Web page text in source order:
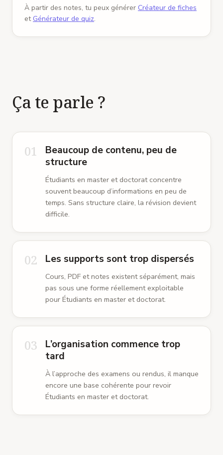
hebdomadaire avec la professeure Lin, puis
vérifier les points faibles indiqués.
À partir des notes, tu peux générer Créateur de fiches
et Générateur de quiz.
Ça te parle ?
01
Beaucoup de contenu, peu de
structure
Étudiants en master et doctorat concentre
souvent beaucoup d’informations en peu de
temps. Sans structure claire, la révision devient
difficile.
02 Les supports sont trop dispersés
Cours, PDF et notes existent séparément, mais
pas sous une forme réellement exploitable
pour Étudiants en master et doctorat.
03
L’organisation commence trop
tard
À l’approche des examens ou rendus, il manque
encore une base cohérente pour revoir
Étudiants en master et doctorat.